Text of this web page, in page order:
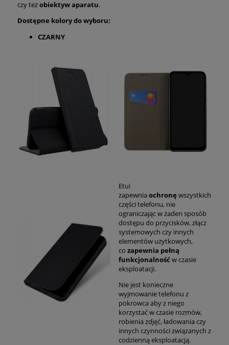
czy teżobiektyw aparatu.
Dostępne kolory do wyboru:
CZARNY
Etui
zapewnia ochronę wszystkich
części telefonu, nie
ograniczając w żaden sposób
dostępu do przycisków, złącz
systemowych czy innych
elementów użytkowych,
co zapewnia pełną
funkcjonalność w czasie
eksploatacji.
Nie jest konieczne
wyjmowanie telefonu z
pokrowca aby z niego
korzystać w czasie rozmów,
robienia zdjęć, ładowania czy
innych czynności związanych z
codzienną eksploatacją.